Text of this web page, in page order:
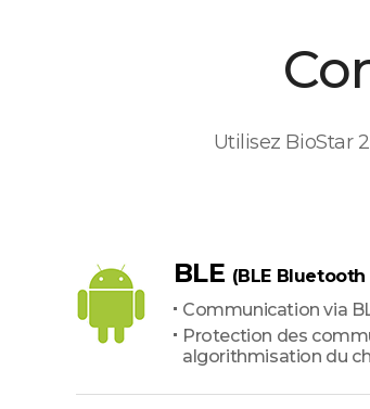
Utilisez BioStar
BLE (BLE
Communication via
Protection des
algorithmisation du